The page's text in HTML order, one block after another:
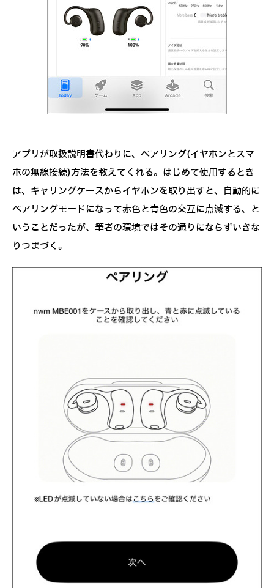
アプリが取扱説明書代わりに、ペアリング(イヤホンとスマ
ホの無線接続)方法を教えてくれる。はじめて使用するとき
は、キャリングケースからイヤホンを取り出すと、自動的に
ペアリングモードになって赤色と青色の交互に点滅する、と
いうことだったが、筆者の環境ではその通りにならずいきな
りつまづく。